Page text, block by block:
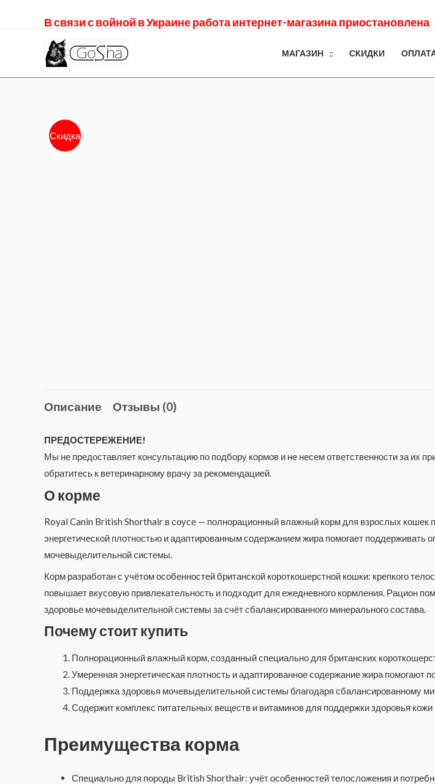
В связи с войной в Украине работа интернет-магазина приостановлена
МАГАЗИН СКИДКИ
Скидка
Описание Отзывы (0)
ПРЕДОСТЕРЕЖЕНИЕ!
Мы не предоставляет консультацию по подбору кормов и не несем ответственности за их
обратитесь к ветеринарному врачу за рекомендацией.
О корме
Royal Canin British Shorthair в соусе — полнорационный влажный корм для взрослых кошек
энергетической плотностью и адаптированным содержанием жира помогает
мочевыделительной системы.
Корм разработан с учётом особенностей британской короткошерстной кошки: крепкого
повышает вкусовую привлекательность и подходит для ежедневного кормления. Рацион
здоровье мочевыделительной системы за счёт сбалансированного минерального состава.
Почему стоит купить
Полнорационный влажный корм, созданный специально для британских
Умеренная энергетическая плотность и адаптированное содержание жира помогают
Поддержка здоровья мочевыделительной системы благодаря сбалансированному
Содержит комплекс питательных веществ и витаминов для поддержки здоровья кожи
Преимущества корма
Специально для породы British Shorthair: учёт особенностей телосложения и